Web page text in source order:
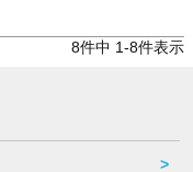
8件中 1-8件表示